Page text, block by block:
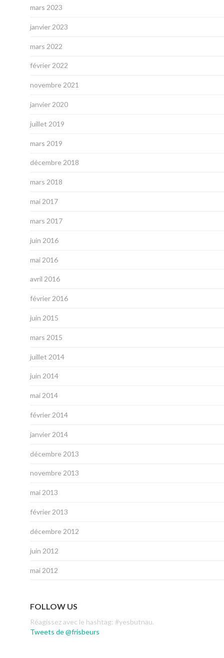
mars 2023
janvier 2023
mars 2022
février 2022
novembre 2021
janvier 2020
juillet 2019
mars 2019
décembre 2018
mars 2018
mai 2017
mars 2017
juin 2016
mai 2016
avril 2016
février 2016
juin 2015
mars 2015
juillet 2014
juin 2014
mai 2014
février 2014
janvier 2014
décembre 2013
novembre 2013
mai 2013
février 2013
décembre 2012
juin 2012
mai 2012
FOLLOW US
Réagissez avec le hashtag: #yesbutnau.
Tweets de @frisbeurs